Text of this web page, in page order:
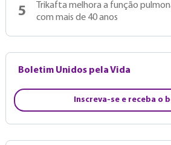
5
Trikafta melhora a função
com mais de 40 anos
Boletim Unidos pela Vida
Inscreva-se e receba o